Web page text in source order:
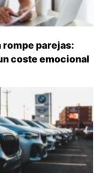
parejas:
coste emocional